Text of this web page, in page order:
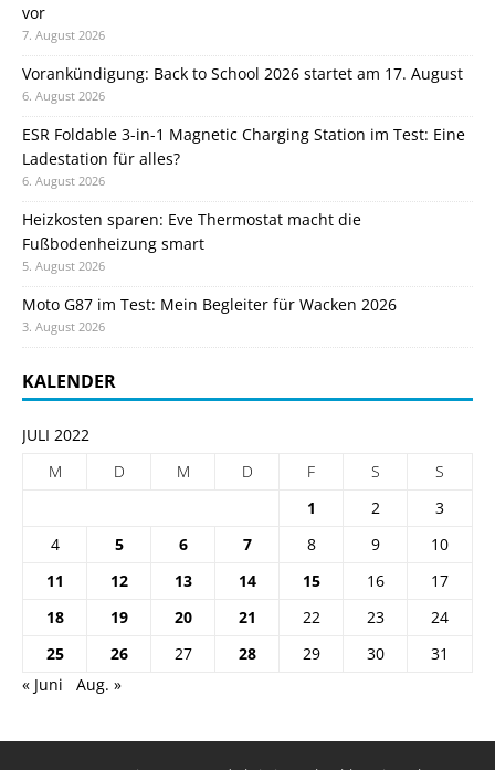
vor
7. August 2026
Vorankündigung: Back to School 2026 startet am 17. August
6. August 2026
ESR Foldable 3-in-1 Magnetic Charging Station im Test: Eine
Ladestation für alles?
6. August 2026
Heizkosten sparen: Eve Thermostat macht die
Fußbodenheizung smart
5. August 2026
Moto G87 im Test: Mein Begleiter für Wacken 2026
3. August 2026
KALENDER
JULI 2022
M
D M D F S
S
1
2
3
4
5 6 7 8 9
10
11
12 13 14 15 16
17
18
19 20 21 22 23
24
25
26 27 28 29 30
31
« Juni
Aug. »